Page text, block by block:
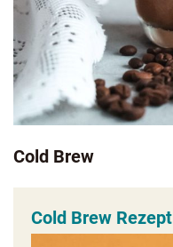
Cold Brew
Cold Brew Rezept